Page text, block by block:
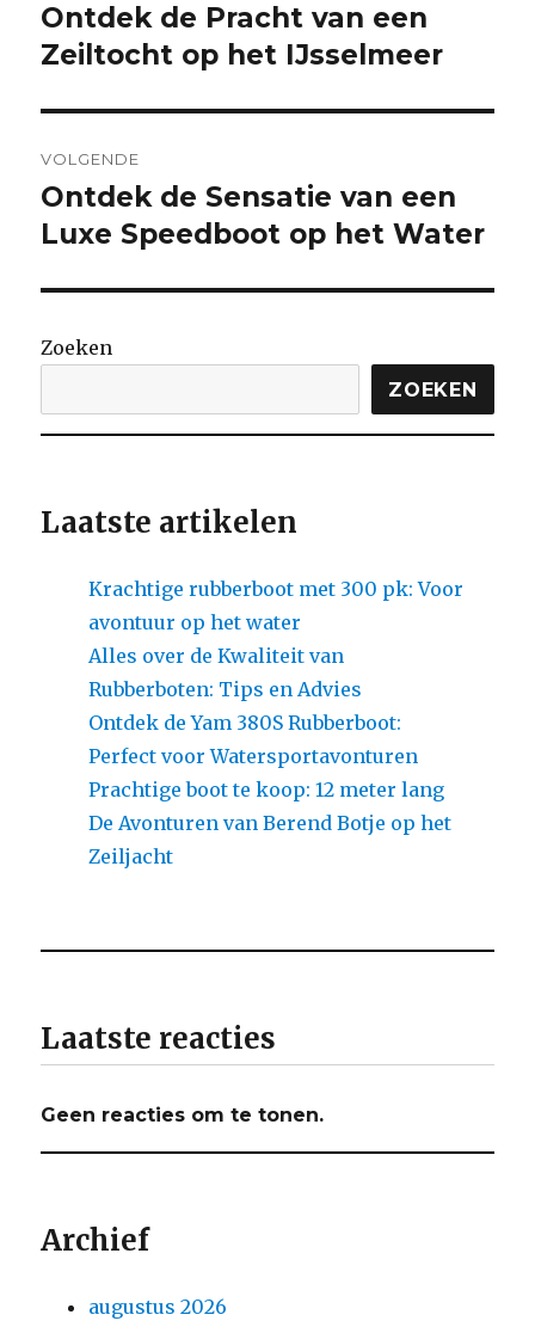
Vorige
bericht:
Ontdek de Pracht van een
Zeiltocht op het IJsselmeer
VOLGENDE
Volgende
bericht:
Ontdek de Sensatie van een
Luxe Speedboot op het Water
Zoeken
ZOEKEN
Laatste artikelen
Krachtige rubberboot met 300 pk: Voor
avontuur op het water
Alles over de Kwaliteit van
Rubberboten: Tips en Advies
Ontdek de Yam 380S Rubberboot:
Perfect voor Watersportavonturen
Prachtige boot te koop: 12 meter lang
De Avonturen van Berend Botje op het
Zeiljacht
Laatste reacties
Geen reacties om te tonen.
Archief
augustus 2026